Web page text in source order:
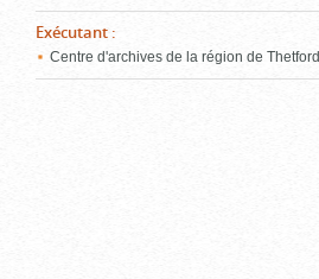
Exécutant :
Centre d'archives de la région de Thetford